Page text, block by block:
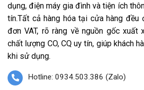
dụng, điện máy gia đình và tiện ích
tín.Tất cả hàng hóa tại cửa hàng
đơn VAT, rõ ràng về nguồn gốc
chất lượng CO, CQ uy tín, giúp khách
khi sử dụng.
Hotline: 0934.503.386 (Zalo)